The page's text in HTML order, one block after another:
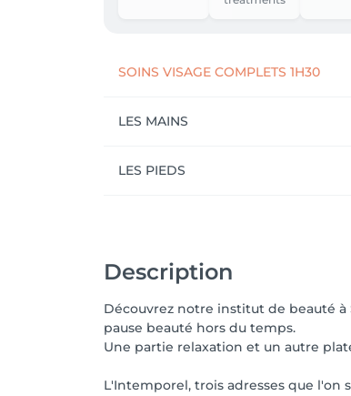
SOINS VISAGE COMPLETS 1H30
LES MAINS
LES PIEDS
Description
Découvrez notre institut de beauté
pause beauté hors du temps.
Une partie relaxation et un autre
L'Intemporel, trois adresses que